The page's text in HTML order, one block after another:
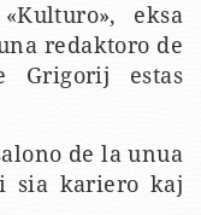
eksa
redaktoro de
Grigorij estas
de la unua
sia kariero kaj